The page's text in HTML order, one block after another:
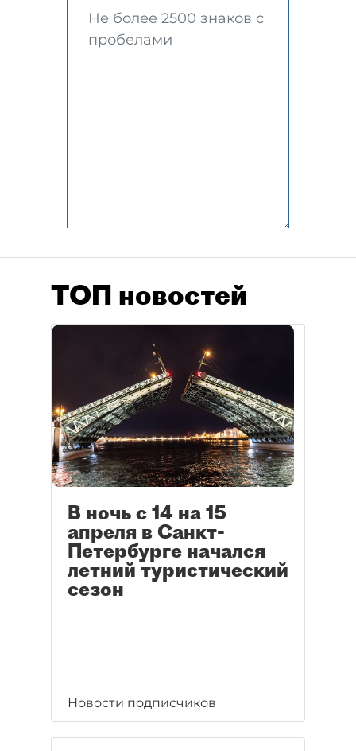
ТОП новостей
В ночь с 14 на 15
апреля в Санкт-
Петербурге начался
летний туристический
сезон
Новости подписчиков